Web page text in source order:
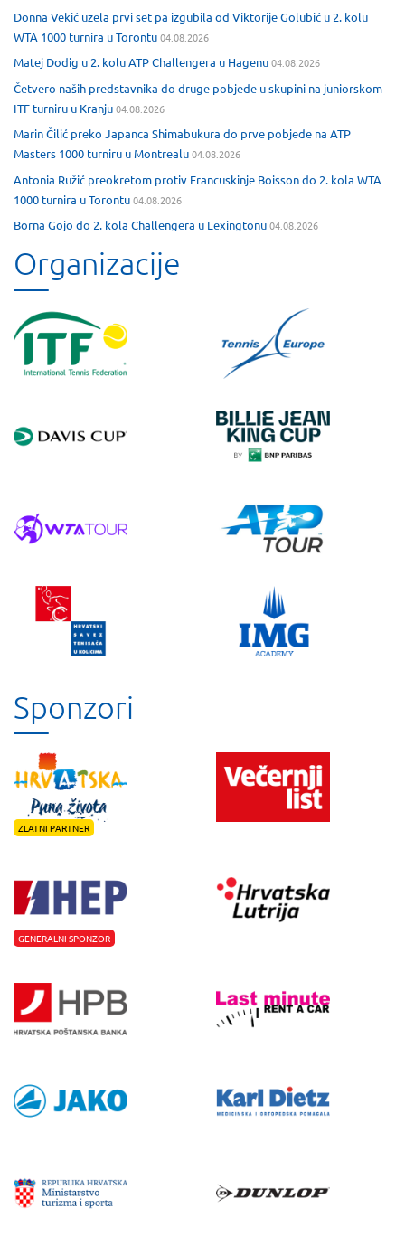
Donna Vekić uzela prvi set pa izgubila od Viktorije Golubić u 2. kolu
WTA 1000 turnira u Torontu04.08.2026
Matej Dodig u 2. kolu ATP Challengera u Hagenu04.08.2026
Četvero naših predstavnika do druge pobjede u skupini na juniorskom
ITF turniru u Kranju04.08.2026
Marin Čilić preko Japanca Shimabukura do prve pobjede na ATP
Masters 1000 turniru u Montrealu04.08.2026
Antonia Ružić preokretom protiv Francuskinje Boisson do 2. kola WTA
1000 turnira u Torontu04.08.2026
Borna Gojo do 2. kola Challengera u Lexingtonu04.08.2026
Organizacije
Sponzori
ZLATNI PARTNER
GENERALNI SPONZOR